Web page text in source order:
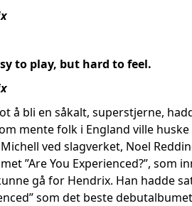
to play, but hard to feel.
å bli en såkalt, superstjerne,
mente folk i England ville
ved slagverket, Noel
”Are You Experienced?”, som
gå for Hendrix. Han hadde
som det beste